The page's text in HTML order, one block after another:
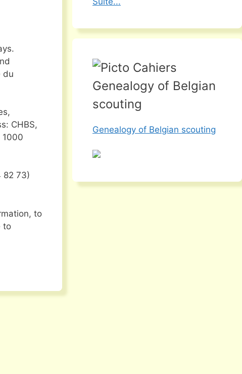
du
CHBS,
1000
82 73)
to
to
Genealogy of Belgian
scouting
Genealogy of Belgian scouting